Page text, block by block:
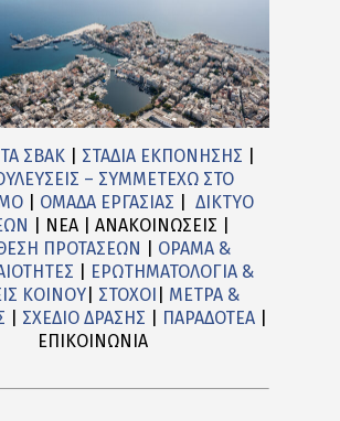
ΤΑ ΣΒΑΚ| ΣΤΑΔΙΑ ΕΚΠΟΝΗΣΗΣ
– ΣΥΜΜΕΤΕΧΩ ΣΤΟ
ΟΜΑΔΑ ΕΡΓΑΣΙΑΣ
ΔΙΚΤΥΟ
| ΝΕΑ | ΑΝΑΚΟΙΝΩΣΕΙΣ |
ΠΡΟΤΑΣΕΩΝ
ΟΡΑΜΑ &
ΕΡΩΤΗΜΑΤΟΛΟΓΙΑ &
ΚΟΙΝΟΥ
ΣΤΟΧΟΙ
ΜΕΤΡΑ &
ΣΧΕΔΙΟ ΔΡΑΣΗΣ ΠΑΡΑΔΟΤΕΑ|
ΕΠΙΚΟΙΝΩΝΙΑ